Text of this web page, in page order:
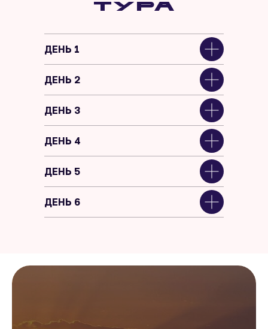
тура
ДЕНЬ 1
ДЕНЬ 2
ДЕНЬ 3
ДЕНЬ 4
ДЕНЬ 5
ДЕНЬ 6